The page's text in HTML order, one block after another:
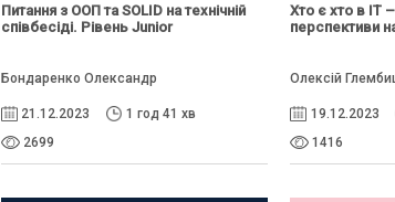
Питання з ООП та SOLID на технічній
співбесіді. Рівень Junior
Бондаренко Олександр
21.12.2023
1 год 41 хв
2699
Хто є хто в IT
перспективи
Олексій
19.12.2023
1416